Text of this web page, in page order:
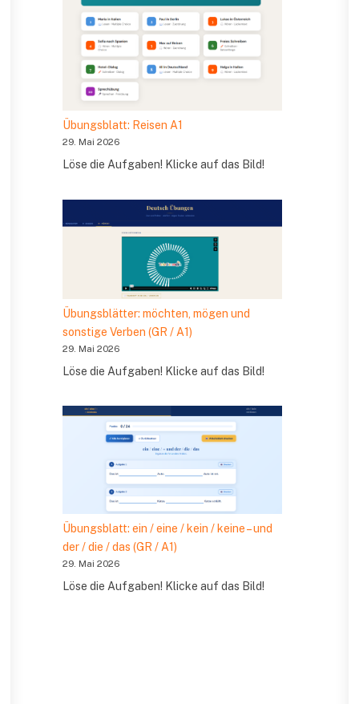
Übungsblatt: Reisen A1
29. Mai 2026
Löse die Aufgaben! Klicke auf das Bild!
Übungsblätter: möchten, mögen und
sonstige Verben (GR / A1)
29. Mai 2026
Löse die Aufgaben! Klicke auf das Bild!
Übungsblatt: ein / eine / kein / keine – und
der / die / das (GR / A1)
29. Mai 2026
Löse die Aufgaben! Klicke auf das Bild!